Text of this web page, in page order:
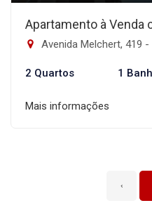
Apartamento à Venda
Avenida Melchert, 419 -
2 Quartos 1
Mais informações
‹